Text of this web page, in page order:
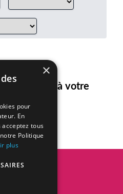
à votre
×
pour
En
tous
Politique
plus